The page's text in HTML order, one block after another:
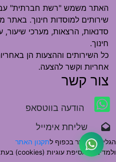
האתר משמש "רשת חברתית"
שירותים למוסדות חינוך. באתר
סדנאות, הרצאות, מערכי שיעור,
חינוך.
כל השירותים וההצעות הן
אחריות וקשר להצעה.
צור קשר
הודעה בווטסאפ
שליחת אימייל
הגלישה באתר בכפוף לתקנון האתר
ולמדיניות אסיפת עוגיות (cookies) בעת הגלישה